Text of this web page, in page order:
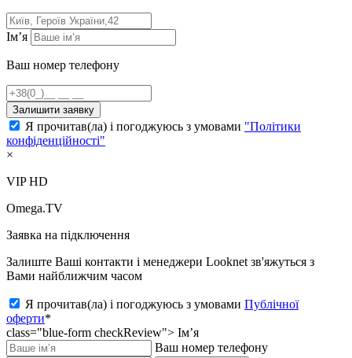
Ім’я
Ваш номер телефону
Залишити заявку
Я прочитав(ла) і погоджуюсь з умовами "Політики
конфіденційності"
×
VIP HD
Omega.TV
Заявка на підключення
Залиште Ваші контакти і менеджери Looknet зв'яжуться з
Вами найближчим часом
Я прочитав(ла) і погоджуюсь з умовами Публічної
оферти*
class="blue-form checkReview"> Ім’я
Ваш номер телефону